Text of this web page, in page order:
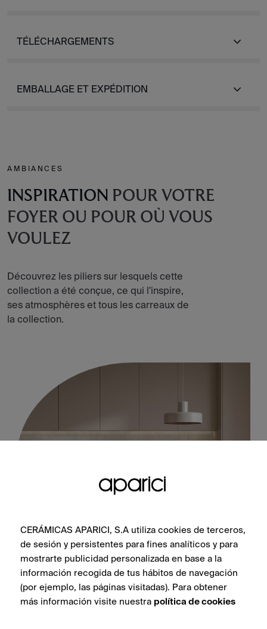
TÉLÉCHARGEMENTS
EMBALLAGE ET EXPÉDITION
AMBIANCES
INSPIRATION POUR VOTRE
FOYER OU POUR OÙ VOUS
VOULEZ
Découvrez les piliers sur lesquels cette
collection a été conçue, ce qui l'inspire,
ses atmosphères et tous les carreaux de
la collection.
Illusion Brass Lappato 100X100
VOIR LA COLLECTION
CERÁMICAS APARICI, S.A utiliza cookies de terceros,
de sesión y persistentes para fines analíticos y para
mostrarte publicidad personalizada en base a la
información recogida de tus hábitos de navegación
(por ejemplo, las páginas visitadas). Para obtener
más información visite nuestra política de cookies